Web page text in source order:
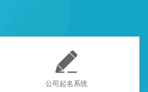

公司起名系统